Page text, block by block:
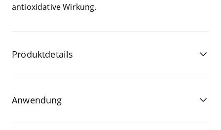
anti­oxi­da­tive Wirkung.
Produktdetails
Anwendung